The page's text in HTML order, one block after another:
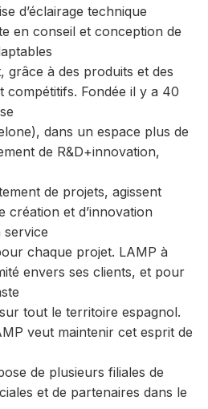
d’éclairage technique
en conseil et conception de
grâce à des produits et des
compétitifs. Fondée il y a 40
dans un espace plus de
de R&D+innovation,
de projets, agissent
création et d’innovation
chaque projet. LAMP à
envers ses clients, et pour
tout le territoire espagnol.
veut maintenir cet esprit de
de plusieurs filiales de
et de partenaires dans le